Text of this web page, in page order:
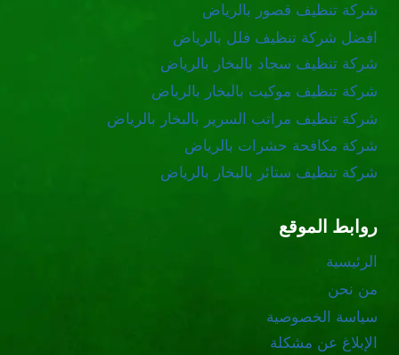
شركة تنظيف قصور بالرياض
افضل شركة تنظيف فلل بالرياض
شركة تنظيف سجاد بالبخار بالرياض
شركة تنظيف موكيت بالبخار بالرياض
شركة تنظيف مراتب السرير بالبخار بالرياض
شركة مكافحة حشرات بالرياض
شركة تنظيف ستائر بالبخار بالرياض
روابط الموقع
الرئيسية
من نحن
سياسة الخصوصية
الإبلاغ عن مشكلة